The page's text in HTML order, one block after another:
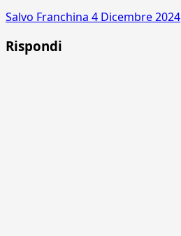
Salvo Franchina 4 Dicembre 2024
Rispondi